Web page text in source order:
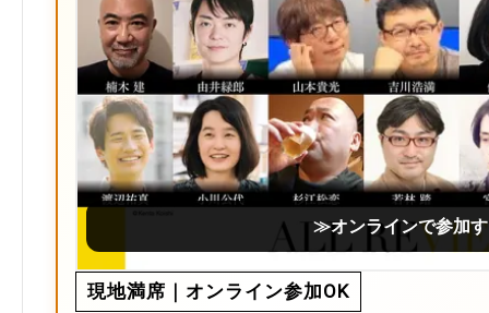
≫オンラインで参加
現地満席｜オンライン参加OK